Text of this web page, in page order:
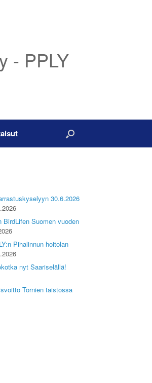
- PPLY
30.6.2026
BirdLifen Suomen vuoden
Pihalinnun hoitolan
nyt Saariselällä!
Tornien taistossa